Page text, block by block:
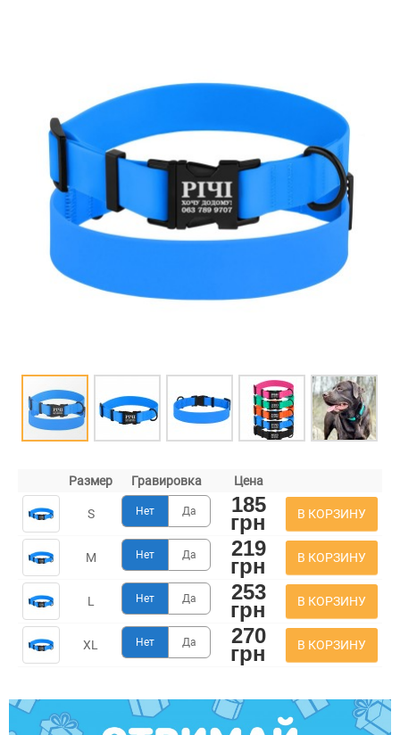
Размер Гравировка Цена
S Нет Да 185
грн В КОРЗИНУ
M Нет Да 219
грн В КОРЗИНУ
L Нет Да 253
грн В КОРЗИНУ
XL Нет Да 270
грн В КОРЗИНУ